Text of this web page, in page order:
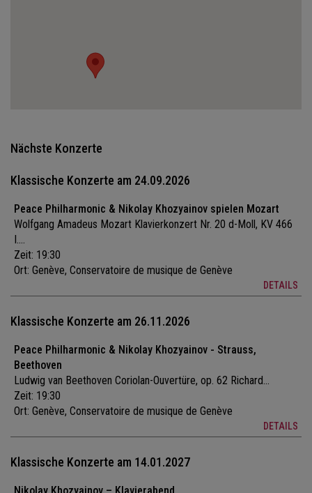
Nächste Konzerte
Klassische Konzerte am 24.09.2026
Peace Philharmonic & Nikolay Khozyainov spielen Mozart
Wolfgang Amadeus Mozart Klavierkonzert Nr. 20 d-Moll, KV 466
I....
Zeit: 19:30
Ort: Genève, Conservatoire de musique de Genève
DETAILS
Klassische Konzerte am 26.11.2026
Peace Philharmonic & Nikolay Khozyainov - Strauss,
Beethoven
Ludwig van Beethoven Coriolan-Ouvertüre, op. 62 Richard...
Zeit: 19:30
Ort: Genève, Conservatoire de musique de Genève
DETAILS
Klassische Konzerte am 14.01.2027